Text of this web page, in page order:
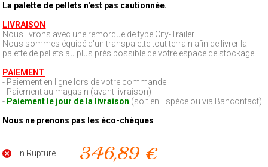
La palette de pellets n'est pas cautionnée.
LIVRAISON
Nous livrons avec une remorque de type City-Trailer.
Nous sommes équipé d'un transpalette tout terrain afin de livrer la
palette de pellets au plus près possible de votre espace de stockage.
PAIEMENT
- Paiement en ligne lors de votre commande
- Paiement au magasin (avant livraison)
- Paiement le jour de la livraison (soit en Espèce ou via Bancontact)
Nous ne prenons pas les éco-chèques
En Rupture 346,89 €